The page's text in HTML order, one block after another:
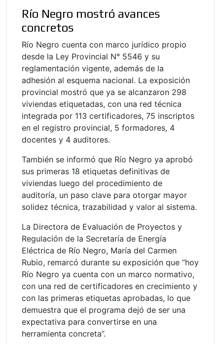
Río Negro mostró avances
concretos
Río Negro cuenta con marco jurídico propio
desde la Ley Provincial N° 5546 y su
reglamentación vigente, además de la
adhesión al esquema nacional. La exposición
provincial mostró que ya se alcanzaron 298
viviendas etiquetadas, con una red técnica
integrada por 113 certificadores, 75 inscriptos
en el registro provincial, 5 formadores, 4
docentes y 4 auditores.
También se informó que Río Negro ya aprobó
sus primeras 18 etiquetas definitivas de
viviendas luego del procedimiento de
auditoría, un paso clave para otorgar mayor
solidez técnica, trazabilidad y valor al sistema.
La Directora de Evaluación de Proyectos y
Regulación de la Secretaría de Energía
Eléctrica de Río Negro, María del Carmen
Rubio, remarcó durante su exposición que “hoy
Río Negro ya cuenta con un marco normativo,
con una red de certificadores en crecimiento y
con las primeras etiquetas aprobadas, lo que
demuestra que el programa dejó de ser una
expectativa para convertirse en una
herramienta concreta”.